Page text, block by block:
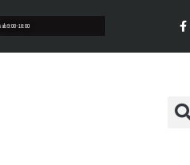
9:00-18:00